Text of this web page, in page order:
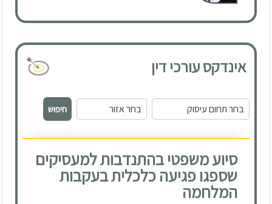
אינדקס עורכי דין
סיוע משפטי בהתנדבות למעסיקים
שספגו פגיעה כלכלית בעקבות
המלחמה